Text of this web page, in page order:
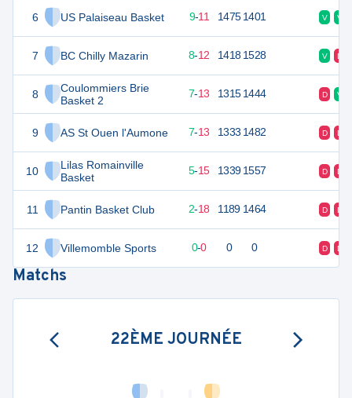
6 US Palaiseau Basket
7 BC Chilly Mazarin
8
Coulommiers Brie
Basket 2
9 AS St Ouen l'Aumone
10
Lilas Romainville
Basket
11 Pantin Basket Club
12 Villemomble Sports
29 20 9-11 1475 1401 V V
28 8-12 1418 1528 V D
27 7-13 1315 1444 D V
27 20 7-13 1333 1482 D D
25 5-15 1339 1557 D D
22 2-18 1189 1464 D D
0 0-0 0 0 D D
Matchs
22ÈME JOURNÉE